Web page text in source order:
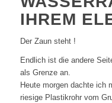
IHREM
Der Zaun steht !
Endlich ist die andere
als Grenze an.
Heute morgen dachte ich
riesige Plastikrohr vom